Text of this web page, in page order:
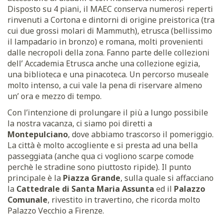
Disposto su 4 piani, il MAEC conserva numerosi reperti
rinvenuti a Cortona e dintorni di origine preistorica (tra
cui due grossi molari di Mammuth), etrusca (bellissimo
il lampadario in bronzo) e romana, molti provenienti
dalle necropoli della zona. Fanno parte delle collezioni
dell’ Accademia Etrusca anche una collezione egizia,
una biblioteca e una pinacoteca. Un percorso museale
molto intenso, a cui vale la pena di riservare almeno
un’ ora e mezzo di tempo.
Con l’intenzione di prolungare il più a lungo possibile
la nostra vacanza, ci siamo poi diretti a
Montepulciano, dove abbiamo trascorso il pomeriggio.
La città è molto accogliente e si presta ad una bella
passeggiata (anche qua ci vogliono scarpe comode
perchè le stradine sono piuttosto ripide). Il punto
principale è la Piazza Grande, sulla quale si affacciano
la Cattedrale di Santa Maria Assunta ed il Palazzo
Comunale, rivestito in travertino, che ricorda molto
Palazzo Vecchio a Firenze.